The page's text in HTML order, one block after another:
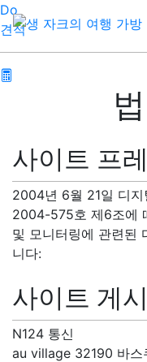
Do
견적
사이트 프
2004년 6월 21일 디
2004-575호 제6조에
및 모니터링에 관련된
니다:
사이트 게
N124 통신
au village 32190 바스